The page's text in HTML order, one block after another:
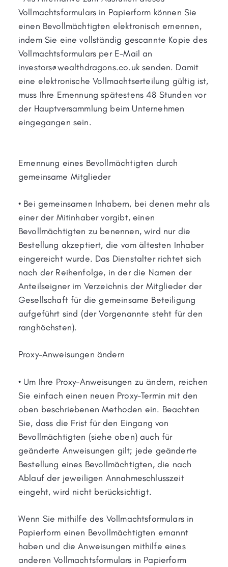
Vollmachtsformulars in Papierform können Sie
einen Bevollmächtigten elektronisch ernennen,
indem Sie eine vollständig gescannte Kopie des
Vollmachtsformulars per E-Mail an
investors@wealthdragons.co.uk senden. Damit
eine elektronische Vollmachtserteilung gültig ist,
muss Ihre Ernennung spätestens 48 Stunden vor
der Hauptversammlung beim Unternehmen
eingegangen sein.
Ernennung eines Bevollmächtigten durch
gemeinsame Mitglieder
• Bei gemeinsamen Inhabern, bei denen mehr als
einer der Mitinhaber vorgibt, einen
Bevollmächtigten zu benennen, wird nur die
Bestellung akzeptiert, die vom ältesten Inhaber
eingereicht wurde. Das Dienstalter richtet sich
nach der Reihenfolge, in der die Namen der
Anteilseigner im Verzeichnis der Mitglieder der
Gesellschaft für die gemeinsame Beteiligung
aufgeführt sind (der Vorgenannte steht für den
ranghöchsten).
Proxy-Anweisungen ändern
• Um Ihre Proxy-Anweisungen zu ändern, reichen
Sie einfach einen neuen Proxy-Termin mit den
oben beschriebenen Methoden ein. Beachten
Sie, dass die Frist für den Eingang von
Bevollmächtigten (siehe oben) auch für
geänderte Anweisungen gilt; jede geänderte
Bestellung eines Bevollmächtigten, die nach
Ablauf der jeweiligen Annahmeschlusszeit
eingeht, wird nicht berücksichtigt.
Wenn Sie mithilfe des Vollmachtsformulars in
Papierform einen Bevollmächtigten ernannt
haben und die Anweisungen mithilfe eines
anderen Vollmachtsformulars in Papierform